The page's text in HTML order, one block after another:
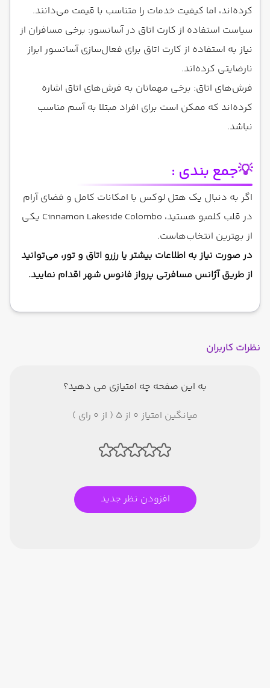
کرده‌اند، اما کیفیت خدمات را متناسب با قیمت می‌دانند.
سیاست استفاده از کارت اتاق در آسانسور: برخی مسافران از
نیاز به استفاده از کارت اتاق برای فعال‌سازی آسانسور ابراز
نارضایتی کرده‌اند.
فرش‌های اتاق: برخی مهمانان به فرش‌های اتاق اشاره
کرده‌اند که ممکن است برای افراد مبتلا به آسم مناسب
نباشد.
💡جمع بندی :
اگر به دنبال یک هتل لوکس با امکانات کامل و فضای آرام
در قلب کلمبو هستید، Cinnamon Lakeside Colombo یکی
از بهترین انتخاب‌هاست.
در صورت نیاز به اطلاعات بیشتر یا رزرو اتاق و تور، می‌توانید
از طریق آژانس‌ مسافرتی پرواز فانوس شهر اقدام نمایید.
نظرات کاربران
به این صفحه چه امتیازی می دهید؟
میانگین امتیاز 0 از 5 ( از 0 رای )
افزودن نظر جدید